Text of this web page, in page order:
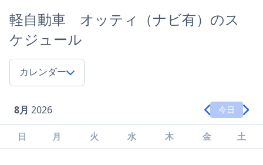
軽自動車 オッティ（ナビ有）のス
ケジュール
カレンダー
8月 2026 今日
日 月 火 水 木 金 土